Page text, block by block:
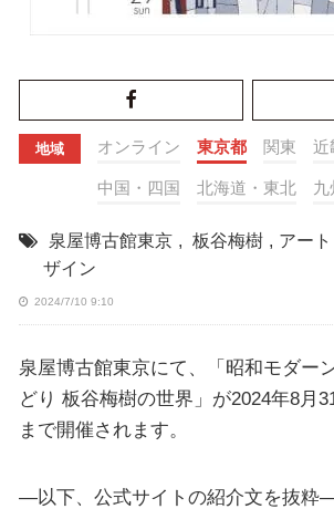
地域 オンライン 東京都 関東 近
中国・四国 北海道・東北 九
泉屋博古館東京 , 板谷梅樹 , アート
ザイン
2024/7/10 9:10
泉屋博古館東京にて、「昭和モダー
どり 板谷梅樹の世界」が2024年8月
まで開催されます。
—以下、公式サイトの紹介文を抜粋